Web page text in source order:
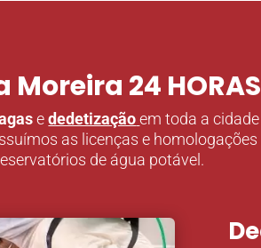
24 HORAS
ededetização em toda a
as licenças e
de água potável.